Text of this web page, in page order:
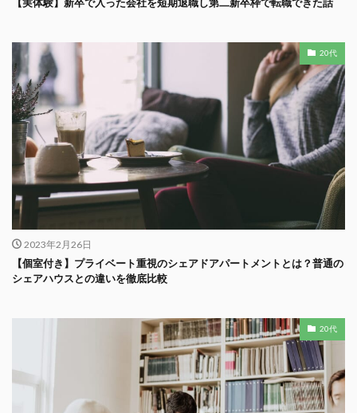
20代
2023年2月26日
【個室付き】プライベート重視のシェアドアパートメントとは？普通の
シェアハウスとの違いを徹底比較
20代